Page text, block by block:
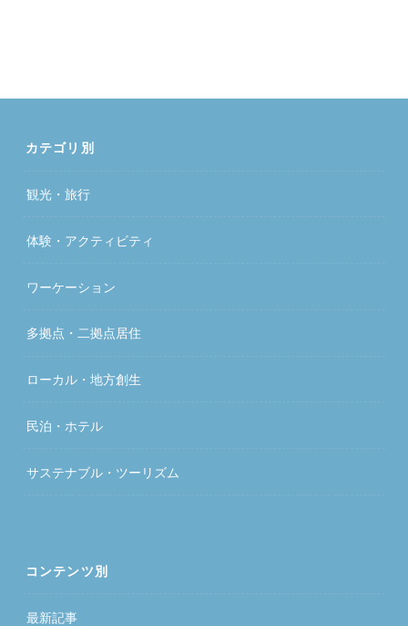
カテゴリ別
観光・旅行
体験・アクティビティ
ワーケーション
多拠点・二拠点居住
ローカル・地方創生
民泊・ホテル
サステナブル・ツーリズム
コンテンツ別
最新記事